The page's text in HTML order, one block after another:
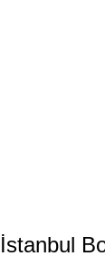
İstanbul